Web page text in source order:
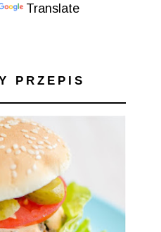
Translate
PRZEPIS